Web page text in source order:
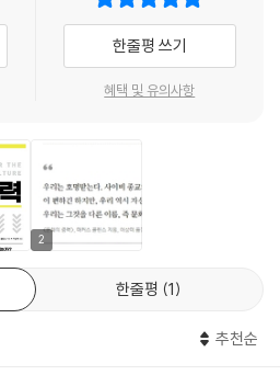
학위를 취득해 미시간대학교 로스 경영
으며, 광고회사 와이든앤케네디의 전략
랑이다. 『문화의 중력』은 저자가 그동안
/리더십 ‘최고의 도서’, 싱커스50이 선
에 오른 이 책은, 로버트 치알디니, 조나
디즈니, 스포티파이, 맥도날드, 레딧 등
으며 마케팅 분야의 새로운 바이블로 자
의 정체성(우리가 누구인지)에 뿌리를
식’, ‘공유된 표현의 창조물’이라는 세 가
한줄평 쓰기
혜택 및 유의사항
2
한줄평 1
추천순